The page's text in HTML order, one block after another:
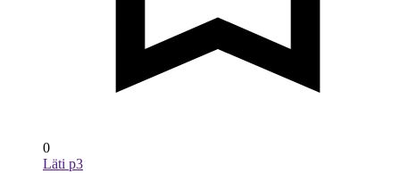
0
Läti p3